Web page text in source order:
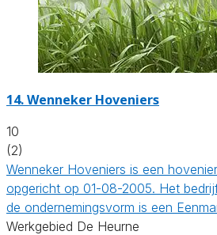
14.Wenneker Hoveniers
10
(2)
Wenneker Hoveniers is een
opgericht op 01-08-2005. Het
de ondernemingsvorm is een
Werkgebied De Heurne